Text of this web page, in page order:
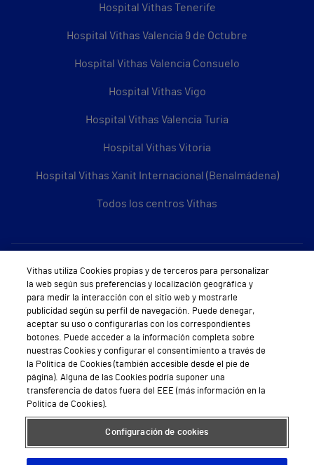
Hospital Vithas Tenerife
Hospital Vithas Valencia 9 de Octubre
Hospital Vithas Valencia Consuelo
Hospital Vithas Vigo
Hospital Vithas Valencia Turia
Hospital Vithas Vitoria
Hospital Vithas Xanit Internacional (Benalmádena)
Todos los centros Vithas
Sobre Vithas
Quiénes somos
Trabajar en Vithas
Teléfono Cita Médica
Teléfono Atención al Cliente
Política de seguridad y salud en el trabajo
Conoce a Supervita
Vithas utiliza Cookies propias y de terceros para personalizar
la web según sus preferencias y localización geográfica y
para medir la interacción con el sitio web y mostrarle
publicidad según su perfil de navegación. Puede denegar,
aceptar su uso o configurarlas con los correspondientes
botones. Puede acceder a la información completa sobre
nuestras Cookies y configurar el consentimiento a través de
la Política de Cookies (también accesible desde el pie de
página). Alguna de las Cookies podría suponer una
transferencia de datos fuera del EEE (más información en la
Política de Cookies).
Configuración de cookies